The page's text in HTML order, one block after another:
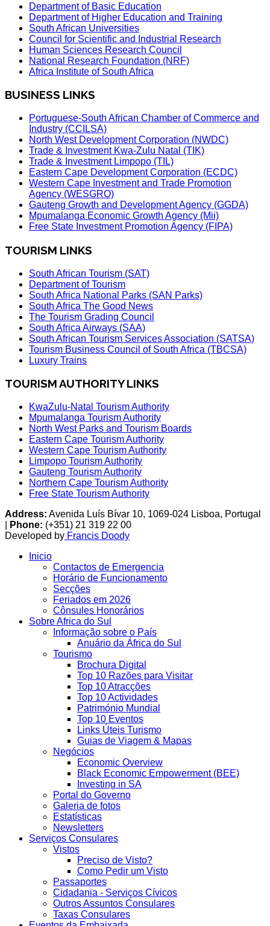
Department of Basic Education
Department of Higher Education and Training
South African Universities
Council for Scientific and Industrial Research
Human Sciences Research Council
National Research Foundation (NRF)
Africa Institute of South Africa
BUSINESS LINKS
Portuguese-South African Chamber of Commerce and
Industry (CCILSA)
North West Development Corporation (NWDC)
Trade & Investment Kwa-Zulu Natal (TIK)
Trade & Investment Limpopo (TIL)
Eastern Cape Development Corporation (ECDC)
Western Cape Investment and Trade Promotion
Agency (WESGRO)
Gauteng Growth and Development Agency (GGDA)
Mpumalanga Economic Growth Agency (Mii)
Free State Investment Promotion Agency (FIPA)
TOURISM LINKS
South African Tourism (SAT)
Department of Tourism
South Africa National Parks (SAN Parks)
South Africa The Good News
The Tourism Grading Council
South Africa Airways (SAA)
South African Tourism Services Association (SATSA)
Tourism Business Council of South Africa (TBCSA)
Luxury Trains
TOURISM AUTHORITY LINKS
KwaZulu-Natal Tourism Authority
Mpumalanga Tourism Authority
North West Parks and Tourism Boards
Eastern Cape Tourism Authority
Western Cape Tourism Authority
Limpopo Tourism Authority
Gauteng Tourism Authority
Northern Cape Tourism Authority
Free State Tourism Authority
Address: Avenida Luís Bívar 10, 1069-024 Lisboa, Portugal
Phone: (+351) 21 319 22 00
Developed by Francis Doody
Inicio
Contactos de Emergencia
Horário de Funcionamento
Secções
Feriados em 2026
Cônsules Honorários
Sobre Africa do Sul
Informação sobre o País
Anuário da África do Sul
Tourismo
Brochura Digital
Top 10 Razões para Visitar
Top 10 Atracções
Top 10 Actividades
Património Mundial
Top 10 Eventos
Links Úteis Turismo
Guias de Viagem & Mapas
Negócios
Economic Overview
Black Economic Empowerment (BEE)
Investing in SA
Portal do Governo
Galeria de fotos
Estatísticas
Newsletters
Serviços Consulares
Vistos
Preciso de Visto?
Como Pedir um Visto
Passaportes
Cidadania - Serviços Cívicos
Outros Assuntos Consulares
Taxas Consulares